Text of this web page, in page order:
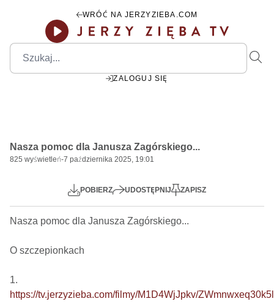
WRÓĆ NA JERZYZIEBA.COM
ZALOGUJ SIĘ
Play
Nasza pomoc dla Janusza Zagórskiego...
825 wyświetleń-7 października 2025, 19:01
POBIERZ UDOSTĘPNIJ ZAPISZ
Nasza pomoc dla Janusza Zagórskiego...
O szczepionkach
https://tv.jerzyzieba.com/filmy/M1D4WjJpkv/